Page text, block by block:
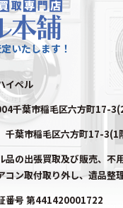
いたします！
イペル
千葉市稲毛区六方町17-
千葉市稲毛区六方町17-3(1
品の出張買取及び販売、不
コン取付取り外し、遺品整
番号 第441420001722